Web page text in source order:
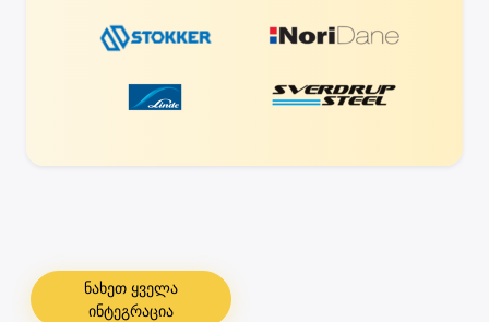
ნახეთ ყველა
ინტეგრაცია